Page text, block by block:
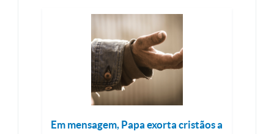
Em mensagem, Papa exorta cristãos a